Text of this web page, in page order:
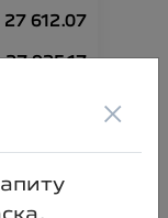
27 612.07
27 935.17
×